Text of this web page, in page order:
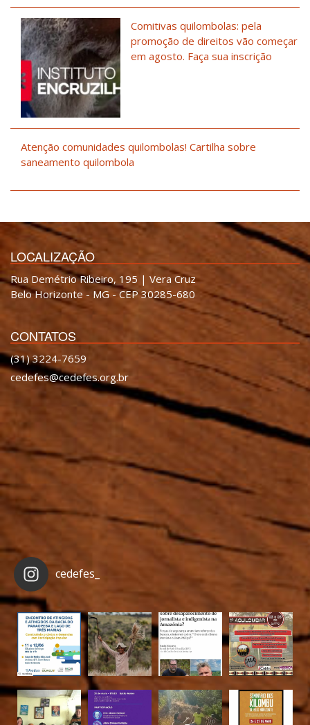
Comitivas quilombolas: pela
promoção de direitos vão começar
em agosto. Faça sua inscrição
Atenção comunidades quilombolas! Cartilha sobre
saneamento quilombola
LOCALIZAÇÃO
Rua Demétrio Ribeiro, 195 | Vera Cruz
Belo Horizonte - MG - CEP 30285-680
CONTATOS
(31) 3224-7659
cedefes@cedefes.org.br
cedefes_